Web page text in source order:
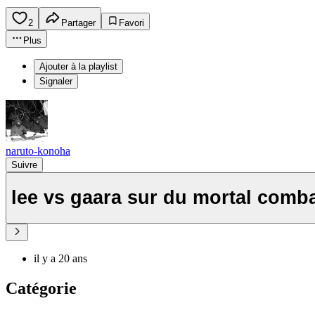
2 Partager
Favori
Plus
Ajouter à la playlist
Signaler
naruto-konoha
Suivre
lee vs gaara sur du mortal
il y a 20 ans
Catégorie